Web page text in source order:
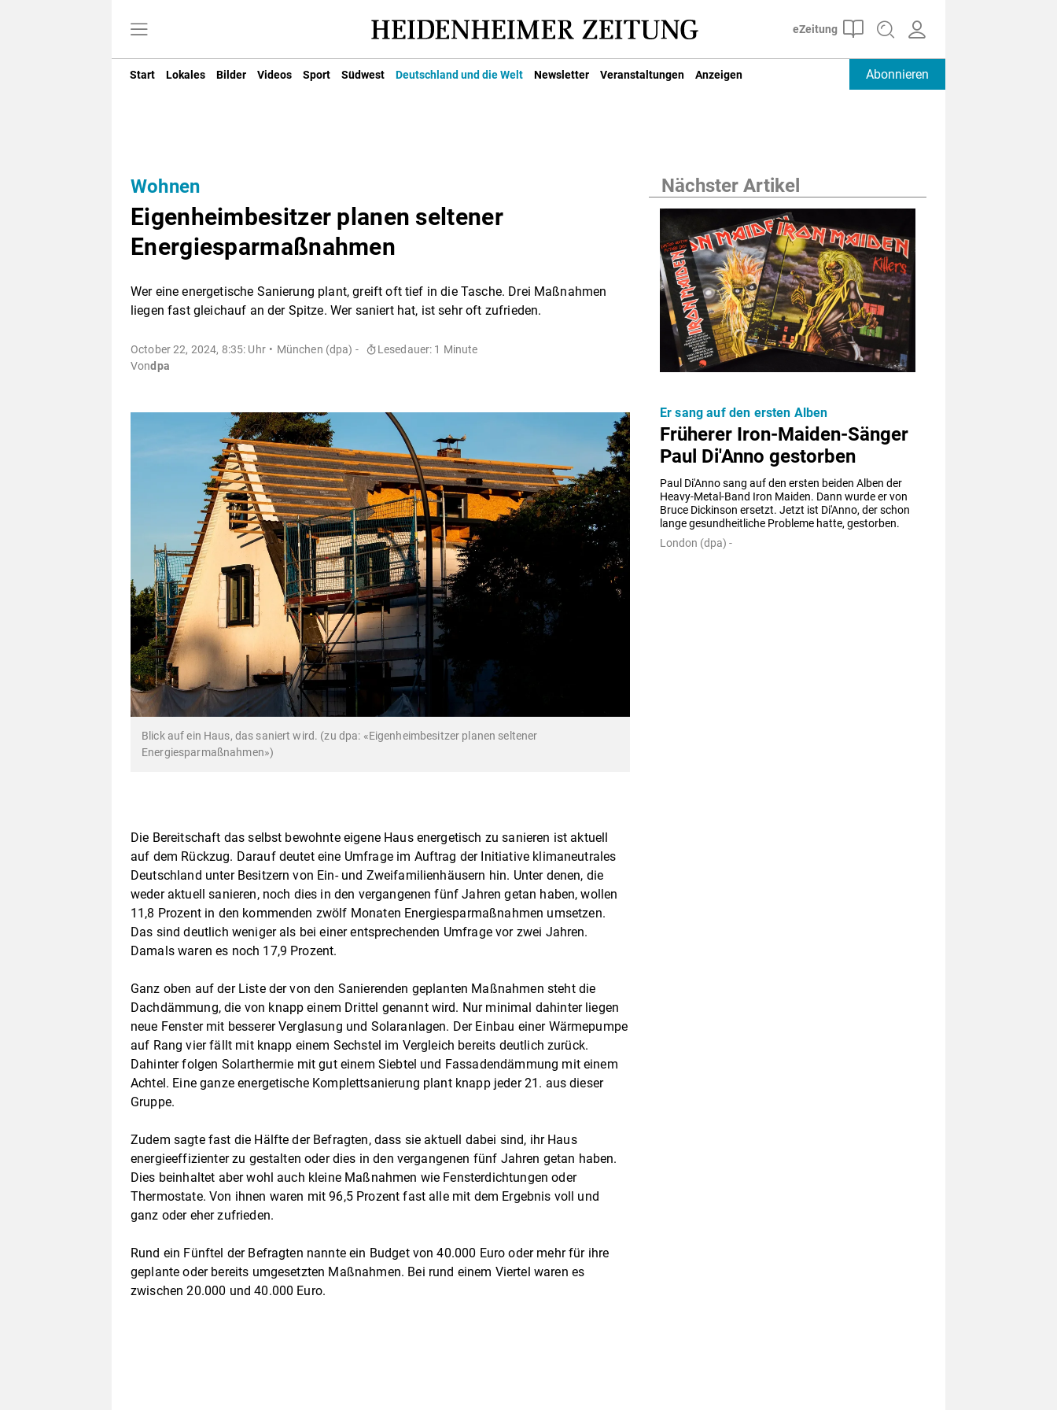
Start Lokales Bilder Videos Sport Südwest Deutschland und die Welt Newsletter Veranstaltungen Anzeigen Abonnieren
Wohnen
Eigenheimbesitzer planen seltener
Energiesparmaßnahmen
Wer eine energetische Sanierung plant, greift oft tief in die Tasche. Drei Maßnahmen
liegen fast gleichauf an der Spitze. Wer saniert hat, ist sehr oft zufrieden.
October 22, 2024, 8:35: Uhr München (dpa) -
Lesedauer: 1 Minute
Vondpa
Blick auf ein Haus, das saniert wird. (zu dpa: «Eigenheimbesitzer planen seltener
Energiesparmaßnahmen»)
Die Bereitschaft das selbst bewohnte eigene Haus energetisch zu sanieren ist aktuell
auf dem Rückzug. Darauf deutet eine Umfrage im Auftrag der Initiative klimaneutrales
Deutschland unter Besitzern von Ein- und Zweifamilienhäusern hin. Unter denen, die
weder aktuell sanieren, noch dies in den vergangenen fünf Jahren getan haben, wollen
11,8 Prozent in den kommenden zwölf Monaten Energiesparmaßnahmen umsetzen.
Das sind deutlich weniger als bei einer entsprechenden Umfrage vor zwei Jahren.
Damals waren es noch 17,9 Prozent.
Ganz oben auf der Liste der von den Sanierenden geplanten Maßnahmen steht die
Dachdämmung, die von knapp einem Drittel genannt wird. Nur minimal dahinter liegen
neue Fenster mit besserer Verglasung und Solaranlagen. Der Einbau einer Wärmepumpe
auf Rang vier fällt mit knapp einem Sechstel im Vergleich bereits deutlich zurück.
Dahinter folgen Solarthermie mit gut einem Siebtel und Fassadendämmung mit einem
Achtel. Eine ganze energetische Komplettsanierung plant knapp jeder 21. aus dieser
Gruppe.
Zudem sagte fast die Hälfte der Befragten, dass sie aktuell dabei sind, ihr Haus
energieeffizienter zu gestalten oder dies in den vergangenen fünf Jahren getan haben.
Dies beinhaltet aber wohl auch kleine Maßnahmen wie Fensterdichtungen oder
Thermostate. Von ihnen waren mit 96,5 Prozent fast alle mit dem Ergebnis voll und
ganz oder eher zufrieden.
Rund ein Fünftel der Befragten nannte ein Budget von 40.000 Euro oder mehr für ihre
geplante oder bereits umgesetzten Maßnahmen. Bei rund einem Viertel waren es
zwischen 20.000 und 40.000 Euro.
Nächster Artikel
Früherer Iron-Maiden-Sänger
Paul Di'Anno gestorben
Paul Di'Anno sang auf den ersten beiden Alben der
Heavy-Metal-Band Iron Maiden. Dann wurde er von
Bruce Dickinson ersetzt. Jetzt ist Di'Anno, der schon
lange gesundheitliche Probleme hatte, gestorben.
Er sang auf den ersten Alben
London (dpa) -